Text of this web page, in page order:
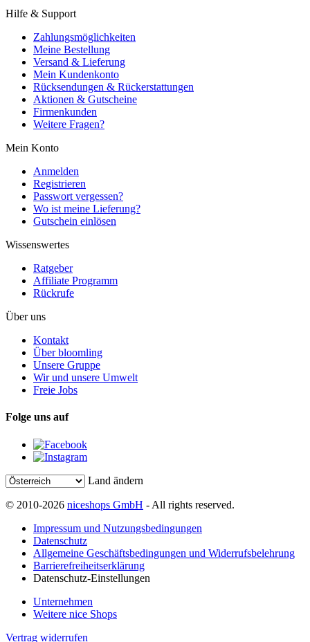
Hilfe & Support
Zahlungsmöglichkeiten
Meine Bestellung
Versand & Lieferung
Mein Kundenkonto
Rücksendungen & Rückerstattungen
Aktionen & Gutscheine
Firmenkunden
Weitere Fragen?
Mein Konto
Anmelden
Registrieren
Passwort vergessen?
Wo ist meine Lieferung?
Gutschein einlösen
Wissenswertes
Ratgeber
Affiliate Programm
Rückrufe
Über uns
Kontakt
Über bloomling
Unsere Gruppe
Wir und unsere Umwelt
Freie Jobs
Folge uns auf
Land ändern
© 2010-2026 niceshops GmbH - All rights reserved.
Impressum und Nutzungsbedingungen
Datenschutz
Allgemeine Geschäftsbedingungen und Widerrufsbelehrung
Barrierefreiheitserklärung
Datenschutz-Einstellungen
Unternehmen
Weitere nice Shops
Vertrag widerrufen